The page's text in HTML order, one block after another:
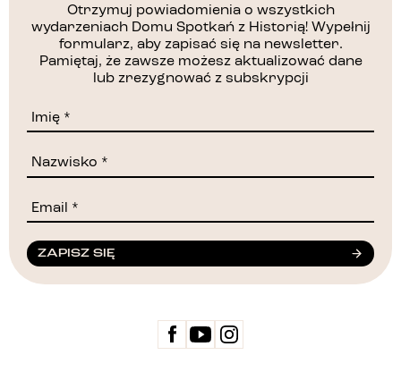
Otrzymuj powiadomienia o wszystkich
wydarzeniach Domu Spotkań z Historią! Wypełnij
formularz, aby zapisać się na newsletter.
Pamiętaj, że zawsze możesz aktualizować dane
lub zrezygnować z subskrypcji
ZAPISZ SIĘ